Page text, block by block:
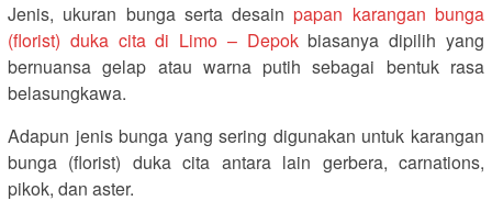
Jenis, ukuran bunga serta desainpapan karangan bunga
(florist) duka cita di Limo – Depokbiasanya dipilih yang
bernuansa gelap atau warna putih sebagai bentuk rasa
belasungkawa.
Adapun jenis bunga yang sering digunakan untuk karangan
bunga (florist) duka cita antara lain gerbera, carnations,
pikok, dan aster.